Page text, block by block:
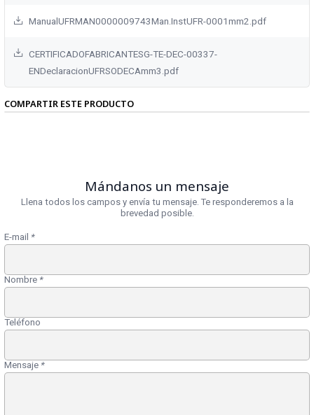
ManualUFRMAN0000009743Man.InstUFR-0001mm2.pdf
CERTIFICADOFABRICANTESG-TE-DEC-00337-
ENDeclaracionUFRSODECAmm3.pdf
COMPARTIR ESTE PRODUCTO
Mándanos un mensaje
Llena todos los campos y envía tu mensaje. Te responderemos a la
brevedad posible.
E-mail *
Nombre *
Teléfono
Mensaje *